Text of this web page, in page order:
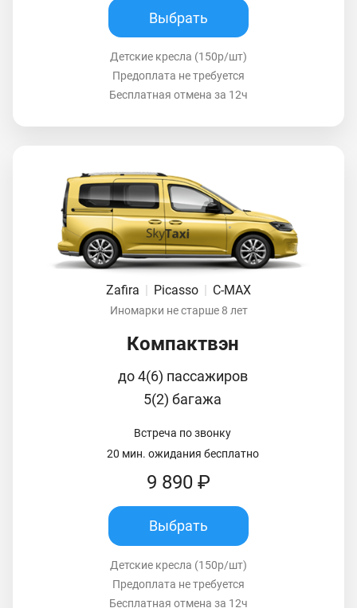
Выбрать
Детские кресла (150р/шт)
Предоплата не требуется
Бесплатная отмена за 12ч
Zafira | Picasso | C-MAX
Иномарки не старше 8 лет
Компактвэн
до 4(6) пассажиров
5(2) багажа
Встреча по звонку
20 мин. ожидания бесплатно
9 890 ₽
Выбрать
Детские кресла (150р/шт)
Предоплата не требуется
Бесплатная отмена за 12ч